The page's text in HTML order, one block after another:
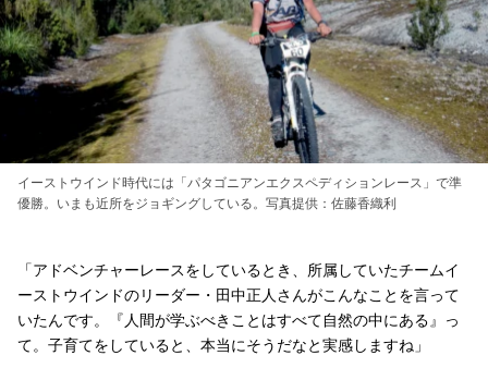
イーストウインド時代には「パタゴニアンエクスペディションレース」で準
優勝。いまも近所をジョギングしている。写真提供：佐藤香織利
「アドベンチャーレースをしているとき、所属していたチームイ
ーストウインドのリーダー・田中正人さんがこんなことを言って
いたんです。『人間が学ぶべきことはすべて自然の中にある』っ
て。子育てをしていると、本当にそうだなと実感しますね」